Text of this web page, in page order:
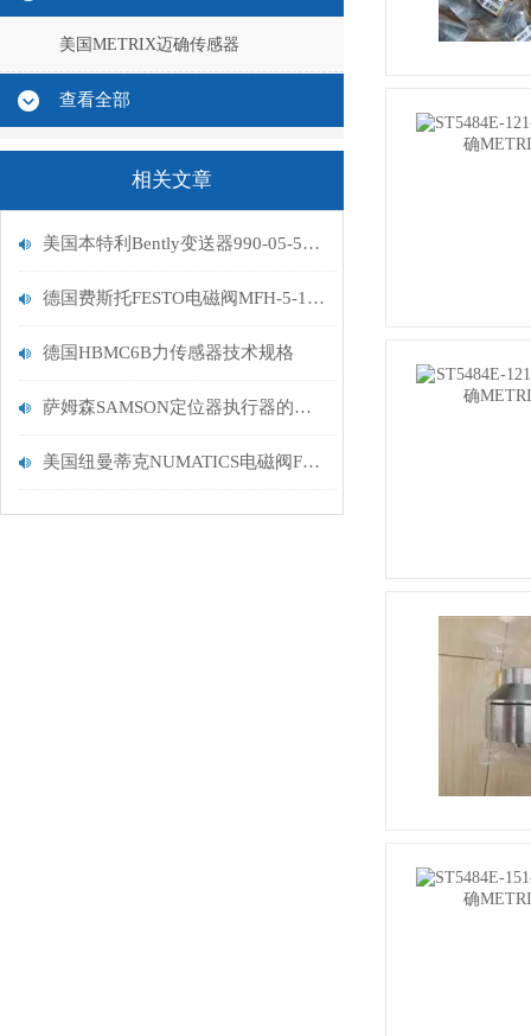
美国METRIX迈确传感器
查看全部
相关文章
美国本特利Bently变送器990-05-50-01-CN数据描述
德国费斯托FESTO电磁阀MFH-5-1/2描述
德国HBMC6B力传感器技术规格
萨姆森SAMSON定位器执行器的主要功能有这些
美国纽曼蒂克NUMATICS电磁阀F2FBBD113L00061